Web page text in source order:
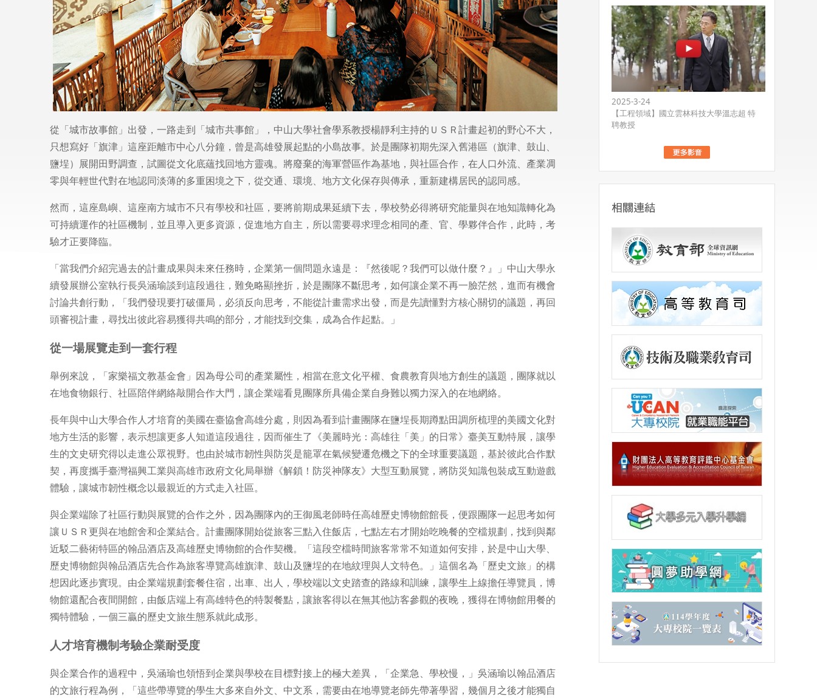
從「城市故事館」出發，一路走到「城市共事館」，中山大學社會學系教授楊靜利主持的ＵＳＲ計畫起初的野心不大，
只想寫好「旗津」這座距離市中心八分鐘，曾是高雄發展起點的小島故事。於是團隊初期先深入舊港區（旗津、鼓山、
鹽埕）展開田野調查，試圖從文化底蘊找回地方靈魂。將廢棄的海軍營區作為基地，與社區合作，在人口外流、產業凋
零與年輕世代對在地認同淡薄的多重困境之下，從交通、環境、地方文化保存與傳承，重新建構居民的認同感。
然而，這座島嶼、這座南方城市不只有學校和社區，要將前期成果延續下去，學校勢必得將研究能量與在地知識轉化為
可持續運作的社區機制，並且導入更多資源，促進地方自主，所以需要尋求理念相同的產、官、學夥伴合作，此時，考
驗才正要降臨。
「當我們介紹完過去的計畫成果與未來任務時，企業第一個問題永遠是：『然後呢？我們可以做什麼？』」中山大學永
續發展辦公室執行長吳涵瑜談到這段過往，難免略顯挫折，於是團隊不斷思考，如何讓企業不再一臉茫然，進而有機會
討論共創行動，「我們發現要打破僵局，必須反向思考，不能從計畫需求出發，而是先讀懂對方核心關切的議題，再回
頭審視計畫，尋找出彼此容易獲得共鳴的部分，才能找到交集，成為合作起點。」
從一場展覽走到一套行程
舉例來說，「家樂福文教基金會」因為母公司的產業屬性，相當在意文化平權、食農教育與地方創生的議題，團隊就以
在地食物銀行、社區陪伴網絡敲開合作大門，讓企業端看見團隊所具備企業自身難以獨力深入的在地網絡。
長年與中山大學合作人才培育的美國在臺協會高雄分處，則因為看到計畫團隊在鹽埕長期蹲點田調所梳理的美國文化對
地方生活的影響，表示想讓更多人知道這段過往，因而催生了《美麗時光：高雄往「美」的日常》臺美互動特展，讓學
生的文史研究得以走進公眾視野。也由於城市韌性與防災是籠罩在氣候變遷危機之下的全球重要議題，基於彼此合作默
契，再度攜手臺灣福興工業與高雄市政府文化局舉辦《解鎖！防災神隊友》大型互動展覽，將防災知識包裝成互動遊戲
體驗，讓城市韌性概念以最親近的方式走入社區。
與企業端除了社區行動與展覽的合作之外，因為團隊內的王御風老師時任高雄歷史博物館館長，便跟團隊一起思考如何
讓ＵＳＲ更與在地館舍和企業結合。計畫團隊開始從旅客三點入住飯店，七點左右才開始吃晚餐的空檔規劃，找到與鄰
近駁二藝術特區的翰品酒店及高雄歷史博物館的合作契機。「這段空檔時間旅客常常不知道如何安排，於是中山大學、
歷史博物館與翰品酒店先合作為旅客導覽高雄旗津、鼓山及鹽埕的在地紋理與人文特色。」這個名為「歷史文旅」的構
想因此逐步實現。由企業端規劃套餐住宿，出車、出人，學校端以文史踏查的路線和訓練，讓學生上線擔任導覽員，博
物館還配合夜間開館，由飯店端上有高雄特色的特製餐點，讓旅客得以在無其他訪客參觀的夜晚，獲得在博物館用餐的
獨特體驗，一個三贏的歷史文旅生態系就此成形。
人才培育機制考驗企業耐受度
與企業合作的過程中，吳涵瑜也領悟到企業與學校在目標對接上的極大差異，「企業急、學校慢，」吳涵瑜以翰品酒店
的文旅行程為例，「這些帶導覽的學生大多來自外文、中文系，需要由在地導覽老師先帶著學習，幾個月之後才能獨自
2025-3-24
【工程領域】國立雲林科技大學溫志超 特
聘教授